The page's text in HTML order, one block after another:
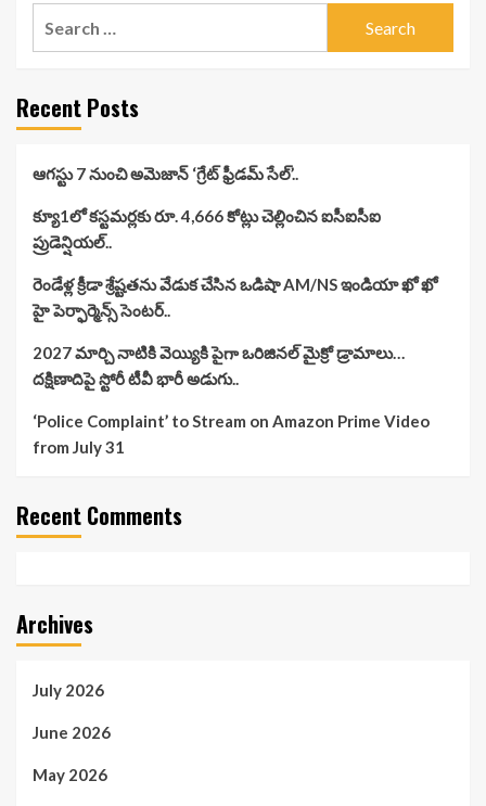
Recent Posts
ఆగస్టు 7 నుంచి అమెజాన్ ‘గ్రేట్ ఫ్రీడమ్ సేల్’..
క్యూ1లో కస్టమర్లకు రూ. 4,666 కోట్లు చెల్లించిన ఐసీఐసీఐ
ప్రుడెన్షియల్..
రెండేళ్ల క్రీడా శ్రేష్టతను వేడుక చేసిన ఒడిషా AM/NS ఇండియా ఖో ఖో
హై పెర్ఫార్మెన్స్ సెంటర్..
2027 మార్చి నాటికి వెయ్యికి పైగా ఒరిజినల్ మైక్రో డ్రామాలు…
దక్షిణాదిపై స్టోరీ టీవీ భారీ అడుగు..
‘Police Complaint’ to Stream on Amazon Prime Video
from July 31
Recent Comments
Archives
July 2026
June 2026
May 2026